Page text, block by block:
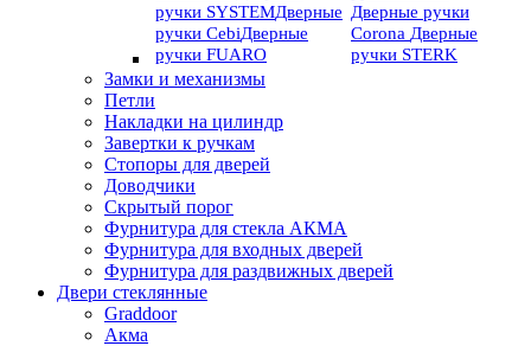
ручки SYSTEMДверные
ручки CebiДверные
ручки FUARO
Дверные ручки
Corona Дверные
ручки STERK
Замки и механизмы
Петли
Накладки на цилиндр
Завертки к ручкам
Стопоры для дверей
Доводчики
Скрытый порог
Фурнитура для стекла АКМА
Фурнитура для входных дверей
Фурнитура для раздвижных дверей
Двери стеклянные
Graddoor
Акма